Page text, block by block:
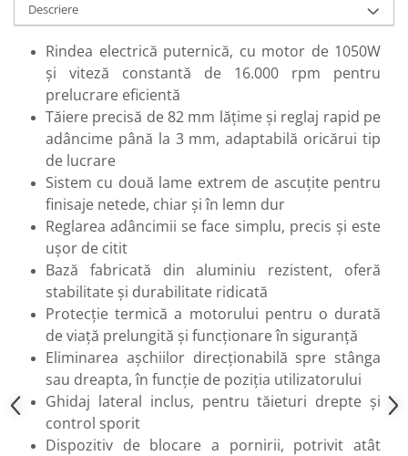
Fierastrau sabie
Flexuri
Mixere mortar
Motoare electrice
Pistoale de bătut cuie
Polizoare
Seturi aparate electrice
Testere electrice
Unelte multifuncționale
Vibratoare pentru beton
Scule manuale
Aparate de Tăiat Gresie
Briceag multifuncțional
Ciocan
Clești
Dălți pentru Lemn
Menghine
Scule pentru Gresie și Sticlă
Descriere
Rindea electrică puternică, cu motor de 1050W
și viteză constantă de 16.000 rpm pentru
prelucrare eficientă
Tăiere precisă de 82 mm lățime și reglaj rapid pe
adâncime până la 3 mm, adaptabilă oricărui tip
de lucrare
Sistem cu două lame extrem de ascuțite pentru
finisaje netede, chiar și în lemn dur
Reglarea adâncimii se face simplu, precis și este
ușor de citit
Bază fabricată din aluminiu rezistent, oferă
stabilitate și durabilitate ridicată
Protecție termică a motorului pentru o durată
de viață prelungită și funcționare în siguranță
Eliminarea așchiilor direcționabilă spre stânga
sau dreapta, în funcție de poziția utilizatorului
Ghidaj lateral inclus, pentru tăieturi drepte și
control sporit
Dispozitiv de blocare a pornirii, potrivit atât